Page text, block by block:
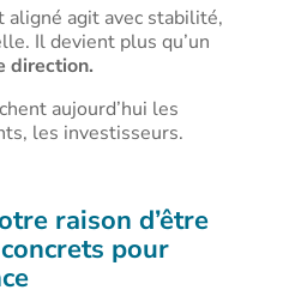
aligné agit avec stabilité,
Il devient plus qu’un
direction.
aujourd’hui les
les investisseurs.
raison d’être
pour